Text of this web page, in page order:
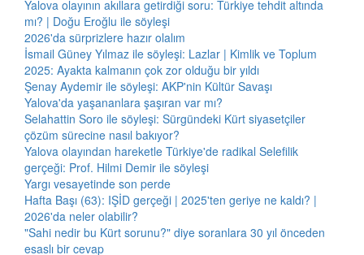
Yalova olayının akıllara getirdiği soru: Türkiye tehdit altında
mı? | Doğu Eroğlu ile söyleşi
2026'da sürprizlere hazır olalım
İsmail Güney Yılmaz ile söyleşi: Lazlar | Kimlik ve Toplum
2025: Ayakta kalmanın çok zor olduğu bir yıldı
Şenay Aydemir ile söyleşi: AKP'nin Kültür Savaşı
Yalova'da yaşananlara şaşıran var mı?
Selahattin Soro ile söyleşi: Sürgündeki Kürt siyasetçiler
çözüm sürecine nasıl bakıyor?
Yalova olayından hareketle Türkiye'de radikal Selefilik
gerçeği: Prof. Hilmi Demir ile söyleşi
Yargı vesayetinde son perde
Hafta Başı (63): IŞİD gerçeği | 2025'ten geriye ne kaldı? |
2026'da neler olabilir?
"Sahi nedir bu Kürt sorunu?" diye soranlara 30 yıl önceden
esaslı bir cevap